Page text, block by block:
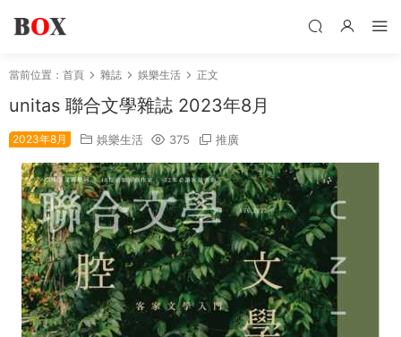
當前位置： 首頁 雜誌 娛樂生活 正文
unitas 聯合文學雜誌 2023年8月
2023年8月 娛樂生活 375 推廣